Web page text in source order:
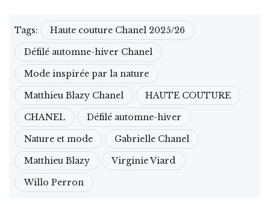
Tags:
Haute couture Chanel 2025/26
Défilé automne-hiver Chanel
Mode inspirée par la nature
Matthieu Blazy Chanel
HAUTE COUTURE
CHANEL
Défilé automne-hiver
Nature et mode
Gabrielle Chanel
Matthieu Blazy
Virginie Viard
Willo Perron